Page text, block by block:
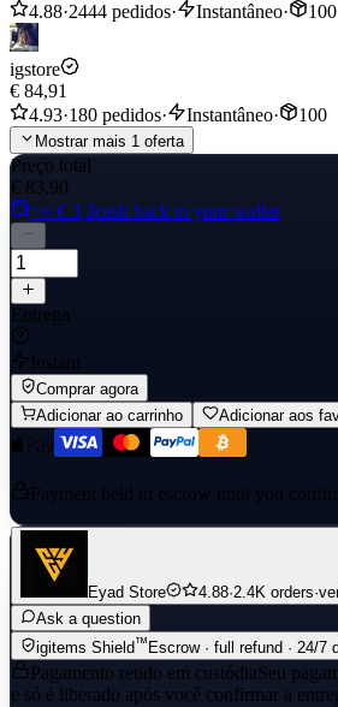
4.88·2444 pedidos· Instantâneo· 100
igstore
€ 84,91
4.93·180 pedidos· Instantâneo· 100
Mostrar mais 1 oferta
Preço total
€ 83,90
+≈ € 3,3cash back to your wallet
Entrega
Instant
Comprar agora
Adicionar ao carrinho
Adicionar aos
Payment held in escrow until you
Eyad Store 4.88·2.4K orders·
Ask a question
igitems Shield™ Escrow · full refund · 24/7
Pagamento retido em custódiaSeu
e só é liberado após você confirmar a